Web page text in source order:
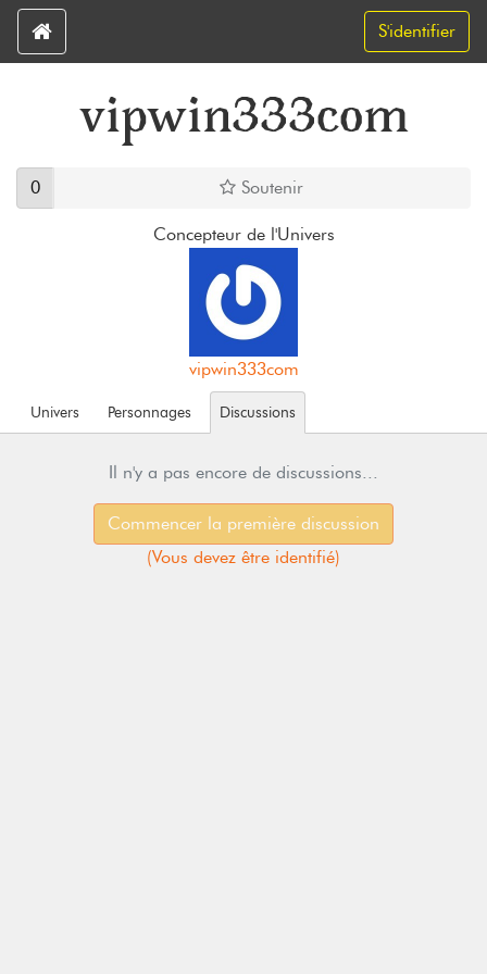
S'identifier
vipwin333com
0 Soutenir
Concepteur de l'Univers
vipwin333com
Univers Personnages Discussions
Il n'y a pas encore de discussions...
Commencer la première discussion
(Vous devez être identifié)